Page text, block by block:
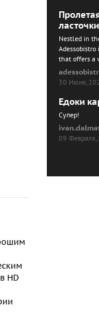
Nestled in
Adessobistro
that offers a
30 Июня,
Едоки
Cупер!
09 Февраля,
HD